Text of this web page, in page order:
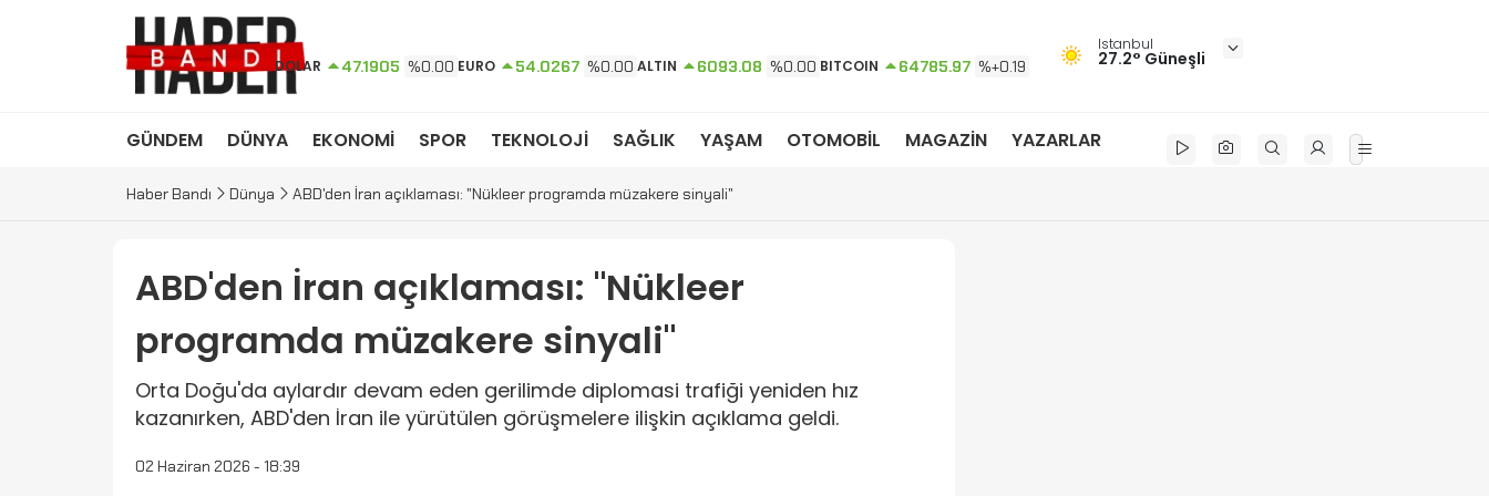
DOLAR 47.1905 %0.00 EURO 54.0267 %0.00 ALTIN 6093.08 %0.00 BITCOIN 64785.97 %+0.19
Istanbul
27.2° Güneşli
GÜNDEM DÜNYA EKONOMİ SPOR TEKNOLOJİ SAĞLIK YAŞAM OTOMOBİL MAGAZİN YAZARLAR
Haber Bandı Dünya ABD'den İran açıklaması: "Nükleer programda müzakere sinyali"
ABD'den İran açıklaması: "Nükleer
programda müzakere sinyali"
Orta Doğu'da aylardır devam eden gerilimde diplomasi trafiği yeniden hız
kazanırken, ABD'den İran ile yürütülen görüşmelere ilişkin açıklama geldi.
02 Haziran 2026 - 18:39